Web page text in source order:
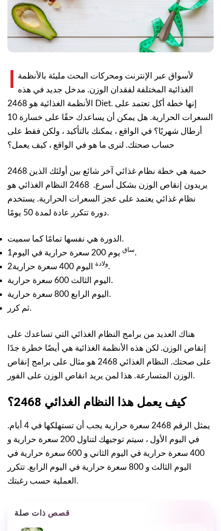
لأسواق عبر الإنترنت ومحركات البحث مليئة بالأنظمة
الغذائية المختلفة لفقدان الوزن. مدخل جديد في هذه
الأنظمة الغذائية هو 2468 Diet. إنها خطة أكل تعتمد على
السعرات الحرارية. هل يمكن أن يساعدك حقًا على خسارة 10
أرطال شهريًا؟ في الواقع ، يمكنك بالتأكيد ، ولكن فقط على
حساب صحتك. لنرى ما هو في الواقع ، كيف يعمل؟
2468 حمية هي خطة نظام غذائي آخر شائع بين أولئك الذين
يريدون إنقاص الوزن بشكل أسرع. 2468 النظام الغذائي هو
نظام غذائي يعتمد على عجز السعرات الحرارية. يستخدم
دورة تتكرر عادة لمدة 50 يومًا.
الدورة هي نفسها تمامًا كما سميت.
1
ساقيوم 200 سعرة حرارية في اليوم.
2
ولادةاليوم 400 سعرة حرارية.
اليوم الثالث 600 سعرة حرارية.
اليوم الرابع 800 سعرة حرارية.
ثم كرر.
هناك العديد من برامج النظام الغذائي التي تساعدك على
إنقاص الوزن. لكن هذه الأنظمة الغذائية هي أيضًا خطرة جدًا
على صحتك. النظام الغذائي 2468 هو مثال على برامج إنقاص
الوزن المتسارعة. هذا لمن يريد انقاص الوزن على الفور.
كيف يعمل هذا النظام الغذائي 2468؟
يمثل الرقم 2468 سعرة حرارية يجب أن تستهلكها في 4 أيام.
في اليوم الأول ، سيتم توجيهك لتناول 200 سعرة حرارية و
400 سعرة حرارية في اليوم الثاني و 600 سعرة حرارية في
اليوم الثالث و 800 سعرة حرارية في اليوم الرابع. تتكرر
العملية حسب رغبتك.
قصص ذات صلة